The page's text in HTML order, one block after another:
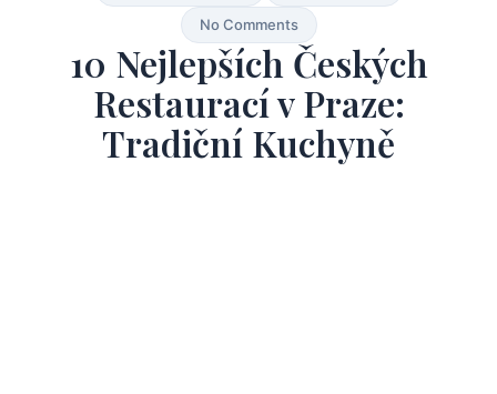
No Comments
10 Nejlepších Českých
Restaurací v Praze:
Tradiční Kuchyně